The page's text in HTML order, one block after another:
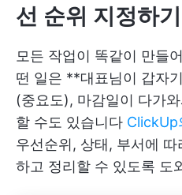
선 순위 지정하기
모든 작업이 똑같이 만들
떤 일은 **대표님이 갑자
(중요도), 마감일이 다가
할 수도 있습니다 ClickUp
우선순위, 상태, 부서에
하고 정리할 수 있도록 도